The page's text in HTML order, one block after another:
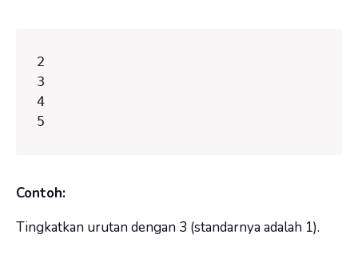
2
3
4
5
Contoh:
Tingkatkan urutan dengan 3 (standarnya adalah 1).